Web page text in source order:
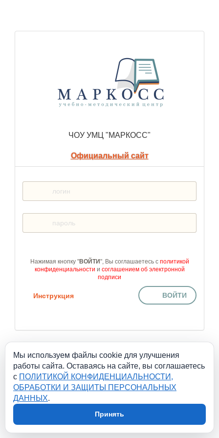
ЧОУ УМЦ "МАРКОСС"
Официальный сайт
Нажимая кнопку "ВОЙТИ", Вы соглашаетесь с политикой
конфиденциальности и соглашением об электронной
подписи
ВОЙТИ
Инструкция
Мы используем файлы cookie для улучшения
работы сайта. Оставаясь на сайте, вы соглашаетесь
с ПОЛИТИКОЙ КОНФИДЕНЦИАЛЬНОСТИ,
ОБРАБОТКИ И ЗАЩИТЫ ПЕРСОНАЛЬНЫХ
ДАННЫХ.
Принять